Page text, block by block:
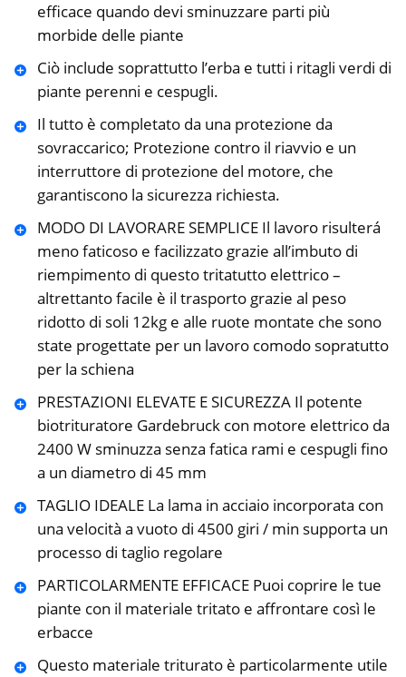
efficace quando devi sminuzzare parti più
morbide delle piante
Ciò include soprattutto l’erba e tutti i ritagli verdi di
piante perenni e cespugli.
Il tutto è completato da una protezione da
sovraccarico; Protezione contro il riavvio e un
interruttore di protezione del motore, che
garantiscono la sicurezza richiesta.
MODO DI LAVORARE SEMPLICE Il lavoro risulterá
meno faticoso e facilizzato grazie all’imbuto di
riempimento di questo tritatutto elettrico –
altrettanto facile è il trasporto grazie al peso
ridotto di soli 12kg e alle ruote montate che sono
state progettate per un lavoro comodo sopratutto
per la schiena
PRESTAZIONI ELEVATE E SICUREZZA Il potente
biotrituratore Gardebruck con motore elettrico da
2400 W sminuzza senza fatica rami e cespugli fino
a un diametro di 45 mm
TAGLIO IDEALE La lama in acciaio incorporata con
una velocità a vuoto di 4500 giri / min supporta un
processo di taglio regolare
PARTICOLARMENTE EFFICACE Puoi coprire le tue
piante con il materiale tritato e affrontare così le
erbacce
Questo materiale triturato è particolarmente utile